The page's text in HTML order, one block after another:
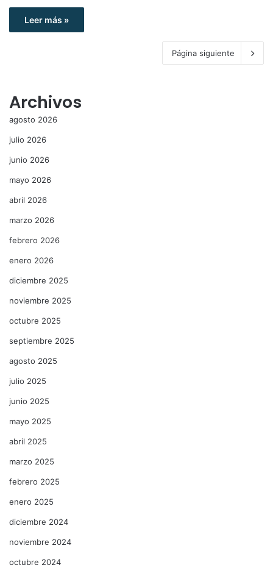
Leer más »
Página siguiente
Archivos
agosto 2026
julio 2026
junio 2026
mayo 2026
abril 2026
marzo 2026
febrero 2026
enero 2026
diciembre 2025
noviembre 2025
octubre 2025
septiembre 2025
agosto 2025
julio 2025
junio 2025
mayo 2025
abril 2025
marzo 2025
febrero 2025
enero 2025
diciembre 2024
noviembre 2024
octubre 2024